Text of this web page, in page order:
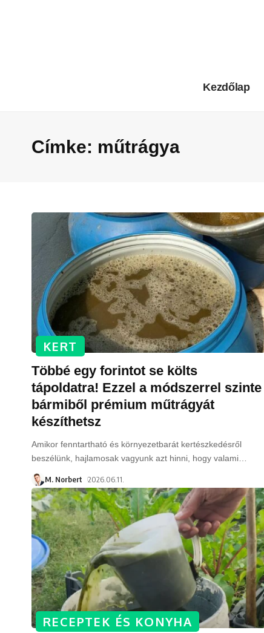
Kezdőlap
Címke: műtrágya
KERT
Többé egy forintot se költs
tápoldatra! Ezzel a módszerrel szinte
bármiből prémium műtrágyát
készíthetsz
Amikor fenntartható és környezetbarát kertészkedésről
beszélünk, hajlamosak vagyunk azt hinni, hogy valami
M. Norbert 2026.06.11.
RECEPTEK ÉS KONYHA